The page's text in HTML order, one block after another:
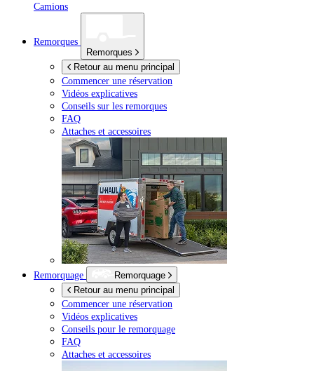
Camions
Remorques
Remorques
Retour au menu principal
Commencer une réservation
Vidéos explicatives
Conseils sur les remorques
FAQ
Attaches et accessoires
Remorquage
Remorquage
Retour au menu principal
Commencer une réservation
Vidéos explicatives
Conseils pour le remorquage
FAQ
Attaches et accessoires